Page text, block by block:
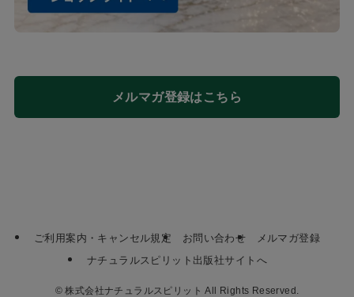
メルマガ登録はこちら
ご利用案内・キャンセル規定 お問い合わせ
メルマガ登録
ナチュラルスピリット出版社サイトへ
©株式会社ナチュラルスピリット All Rights Reserved.